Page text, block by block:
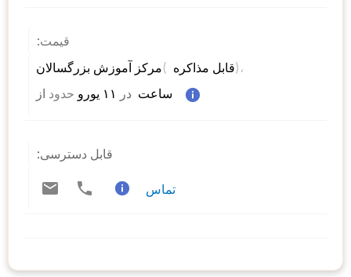
قیمت:
مرکز آموزش بزرگسالان ( قابل مذاکره )،
از حدود در ساعت
قابل دسترسی:
تماس